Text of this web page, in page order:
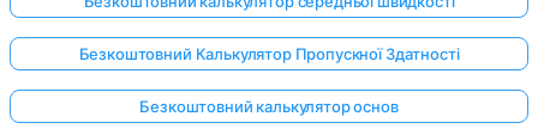
Поки
немає
Безкоштовний Калькулятор Пропускної Здатності
Безкоштовний калькулятор основ